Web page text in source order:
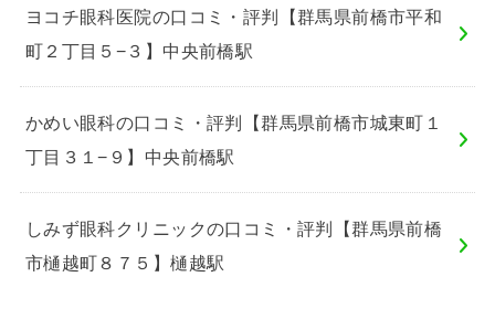
ヨコチ眼科医院の口コミ・評判【群馬県前橋市平和
町２丁目５−３】中央前橋駅
かめい眼科の口コミ・評判【群馬県前橋市城東町１
丁目３１−９】中央前橋駅
しみず眼科クリニックの口コミ・評判【群馬県前橋
市樋越町８７５】樋越駅